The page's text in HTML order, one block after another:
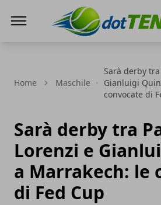
Home Maschile
Sarà derby
Gianluigi
convocate di
Sarà derby tra
Lorenzi e
a Marrakech: le
di Fed Cup